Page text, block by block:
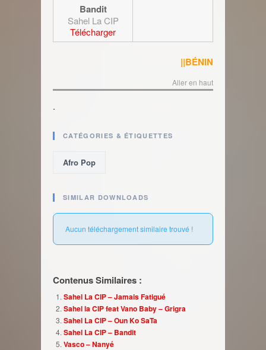
Bandit
Sahel La CIP
Télécharger
||BÉNIN
Aller en haut
.
CATÉGORIES & ÉTIQUETTES
Afro Pop
SIMILAR DOWNLOADS
Aucun téléchargement similaire trouvé !
Contenus Similaires :
Sahel La CIP – Jamais Fatigué
Sahel la CIP feat Vano Baby – Grigra
Sahel La CIP – Oun Ko SaTa
Sahel La CIP – Bandit
Vasco – Nanyé